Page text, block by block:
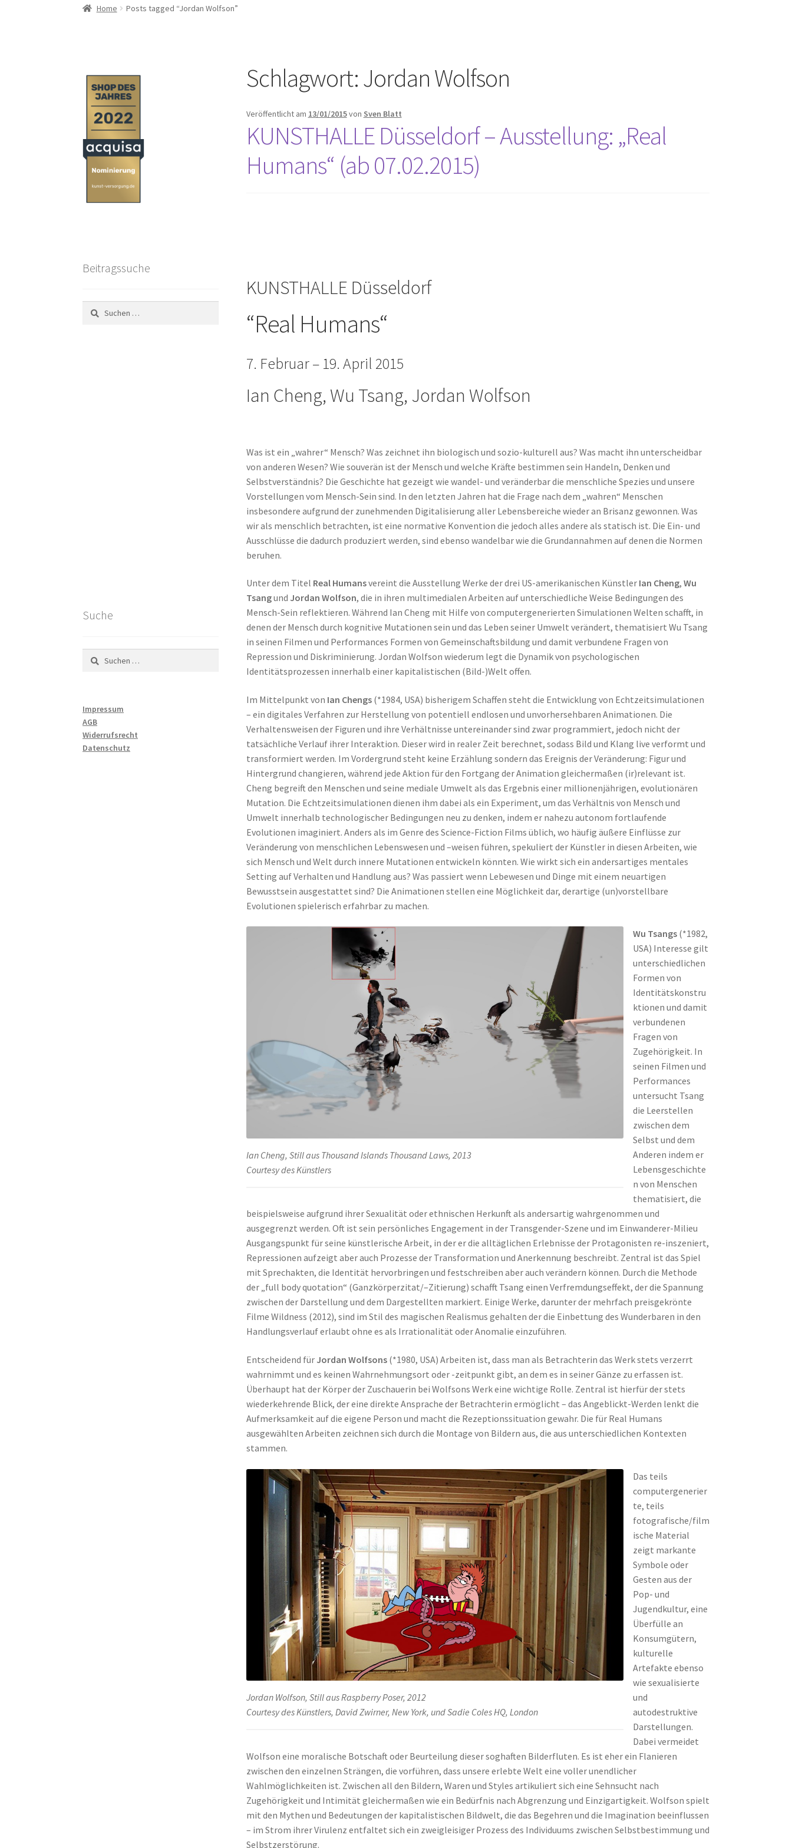
Home Posts tagged “Jordan Wolfson”
Schlagwort:Jordan Wolfson
Veröffentlicht am 13/01/2015von Sven Blatt
KUNSTHALLE Düsseldorf – Ausstellung: „Real
Humans“ (ab 07.02.2015)
KUNSTHALLE Düsseldorf
“Real Humans“
7. Februar – 19. April 2015
Ian Cheng, Wu Tsang, Jordan Wolfson
Was ist ein „wahrer“ Mensch? Was zeichnet ihn biologisch und sozio-kulturell aus? Was macht ihn unterscheidbar
von anderen Wesen? Wie souverän ist der Mensch und welche Kräfte bestimmen sein Handeln, Denken und
Selbstverständnis? Die Geschichte hat gezeigt wie wandel- und veränderbar die menschliche Spezies und unsere
Vorstellungen vom Mensch-Sein sind. In den letzten Jahren hat die Frage nach dem „wahren“ Menschen
insbesondere aufgrund der zunehmenden Digitalisierung aller Lebensbereiche wieder an Brisanz gewonnen. Was
wir als menschlich betrachten, ist eine normative Konvention die jedoch alles andere als statisch ist. Die Ein- und
Ausschlüsse die dadurch produziert werden, sind ebenso wandelbar wie die Grundannahmen auf denen die Normen
beruhen.
Unter dem Titel Real Humansvereint die Ausstellung Werke der drei US-amerikanischen Künstler Ian Cheng, Wu
Tsangund Jordan Wolfson, die in ihren multimedialen Arbeiten auf unterschiedliche Weise Bedingungen des
Mensch-Sein reflektieren. Während Ian Cheng mit Hilfe von computergenerierten Simulationen Welten schafft, in
denen der Mensch durch kognitive Mutationen sein und das Leben seiner Umwelt verändert, thematisiert Wu Tsang
in seinen Filmen und Performances Formen von Gemeinschaftsbildung und damit verbundene Fragen von
Repression und Diskriminierung. Jordan Wolfson wiederum legt die Dynamik von psychologischen
Identitätsprozessen innerhalb einer kapitalistischen (Bild-)Welt offen.
Im Mittelpunkt von Ian Chengs(*1984, USA) bisherigem Schaffen steht die Entwicklung von Echtzeitsimulationen
– ein digitales Verfahren zur Herstellung von potentiell endlosen und unvorhersehbaren Animationen. Die
Verhaltensweisen der Figuren und ihre Verhältnisse untereinander sind zwar programmiert, jedoch nicht der
tatsächliche Verlauf ihrer Interaktion. Dieser wird in realer Zeit berechnet, sodass Bild und Klang live verformt und
transformiert werden. Im Vordergrund steht keine Erzählung sondern das Ereignis der Veränderung: Figur und
Hintergrund changieren, während jede Aktion für den Fortgang der Animation gleichermaßen (ir)relevant ist.
Cheng begreift den Menschen und seine mediale Umwelt als das Ergebnis einer millionenjährigen, evolutionären
Mutation. Die Echtzeitsimulationen dienen ihm dabei als ein Experiment, um das Verhältnis von Mensch und
Umwelt innerhalb technologischer Bedingungen neu zu denken, indem er nahezu autonom fortlaufende
Evolutionen imaginiert. Anders als im Genre des Science-Fiction Films üblich, wo häufig äußere Einflüsse zur
Veränderung von menschlichen Lebenswesen und –weisen führen, spekuliert der Künstler in diesen Arbeiten, wie
sich Mensch und Welt durch innere Mutationen entwickeln könnten. Wie wirkt sich ein andersartiges mentales
Setting auf Verhalten und Handlung aus? Was passiert wenn Lebewesen und Dinge mit einem neuartigen
Bewusstsein ausgestattet sind? Die Animationen stellen eine Möglichkeit dar, derartige (un)vorstellbare
Evolutionen spielerisch erfahrbar zu machen.
Ian Cheng, Still aus Thousand Islands Thousand Laws, 2013
Courtesy des Künstlers
Wu Tsangs(*1982,
USA) Interesse gilt
unterschiedlichen
Formen von
Identitätskonstru
ktionen und damit
verbundenen
Fragen von
Zugehörigkeit. In
seinen Filmen und
Performances
untersucht Tsang
die Leerstellen
zwischen dem
Selbst und dem
Anderen indem er
Lebensgeschichte
n von Menschen
thematisiert, die
beispielsweise aufgrund ihrer Sexualität oder ethnischen Herkunft als andersartig wahrgenommen und
ausgegrenzt werden. Oft ist sein persönliches Engagement in der Transgender-Szene und im Einwanderer-Milieu
Ausgangspunkt für seine künstlerische Arbeit, in der er die alltäglichen Erlebnisse der Protagonisten re-inszeniert,
Repressionen aufzeigt aber auch Prozesse der Transformation und Anerkennung beschreibt. Zentral ist das Spiel
mit Sprechakten, die Identität hervorbringen und festschreiben aber auch verändern können. Durch die Methode
der „full body quotation“ (Ganzkörperzitat/–Zitierung) schafft Tsang einen Verfremdungseffekt, der die Spannung
zwischen der Darstellung und dem Dargestellten markiert. Einige Werke, darunter der mehrfach preisgekrönte
Filme Wildness (2012), sind im Stil des magischen Realismus gehalten der die Einbettung des Wunderbaren in den
Handlungsverlauf erlaubt ohne es als Irrationalität oder Anomalie einzuführen.
Entscheidend für Jordan Wolfsons(*1980, USA) Arbeiten ist, dass man als Betrachterin das Werk stets verzerrt
wahrnimmt und es keinen Wahrnehmungsort oder -zeitpunkt gibt, an dem es in seiner Gänze zu erfassen ist.
Überhaupt hat der Körper der Zuschauerin bei Wolfsons Werk eine wichtige Rolle. Zentral ist hierfür der stets
wiederkehrende Blick, der eine direkte Ansprache der Betrachterin ermöglicht – das Angeblickt-Werden lenkt die
Aufmerksamkeit auf die eigene Person und macht die Rezeptionssituation gewahr. Die für Real Humans
ausgewählten Arbeiten zeichnen sich durch die Montage von Bildern aus, die aus unterschiedlichen Kontexten
stammen.
Jordan Wolfson, Still aus Raspberry Poser, 2012
Courtesy des Künstlers, David Zwirner, New York, und Sadie Coles HQ, London
Das teils
computergenerier
te, teils
fotografische/film
ische Material
zeigt markante
Symbole oder
Gesten aus der
Pop- und
Jugendkultur, eine
Überfülle an
Konsumgütern,
kulturelle
Artefakte ebenso
wie sexualisierte
und
autodestruktive
Darstellungen.
Dabei vermeidet
Wolfson eine moralische Botschaft oder Beurteilung dieser soghaften Bilderfluten. Es ist eher ein Flanieren
zwischen den einzelnen Strängen, die vorführen, dass unsere erlebte Welt eine voller unendlicher
Wahlmöglichkeiten ist. Zwischen all den Bildern, Waren und Styles artikuliert sich eine Sehnsucht nach
Zugehörigkeit und Intimität gleichermaßen wie ein Bedürfnis nach Abgrenzung und Einzigartigkeit. Wolfson spielt
mit den Mythen und Bedeutungen der kapitalistischen Bildwelt, die das Begehren und die Imagination beeinflussen
– im Strom ihrer Virulenz entfaltet sich ein zweigleisiger Prozess des Individuums zwischen Selbstbestimmung und
Selbstzerstörung.
Beitragssuche
Suchen
nach:
Suche
Suchen
nach:
Impressum
AGB
Widerrufsrecht
Datenschutz